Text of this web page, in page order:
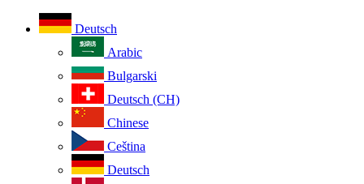
Deutsch
Arabic
Bulgarski
Deutsch (CH)
Chinese
Ceština
Deutsch